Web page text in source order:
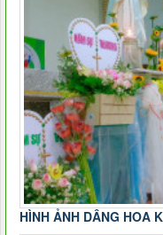
HÌNH ẢNH DÂNG HOA